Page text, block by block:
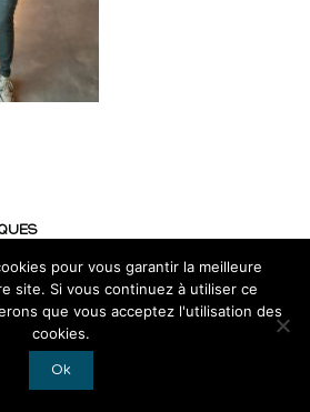
pour vous garantir la meilleure
site. Si vous continuez à utiliser ce
que vous acceptez l'utilisation des
cookies.
Ok